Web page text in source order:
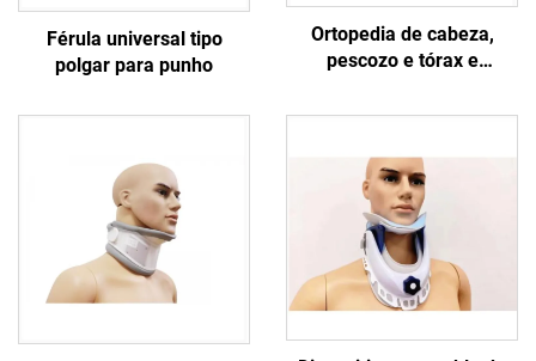
Férula universal tipo
polgar para punho
Ortopedia de cabeza,
pescozo e tórax e
con brackets e braguesas